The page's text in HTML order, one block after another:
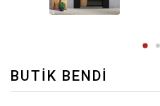
BUTIK BENDİ